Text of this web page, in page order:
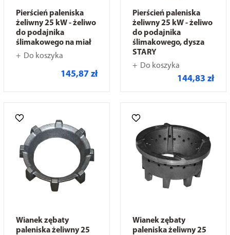
Pierścień paleniska
żeliwny 25 kW - żeliwo
do podajnika
ślimakowego na miał
Do koszyka
145,87 zł
Pierścień paleniska
żeliwny 25 kW - żeliwo
do podajnika
ślimakowego, dysza
STARY
Do koszyka
144,83 zł
Wianek zębaty
paleniska żeliwny 25
Wianek zębaty
paleniska żeliwny 25